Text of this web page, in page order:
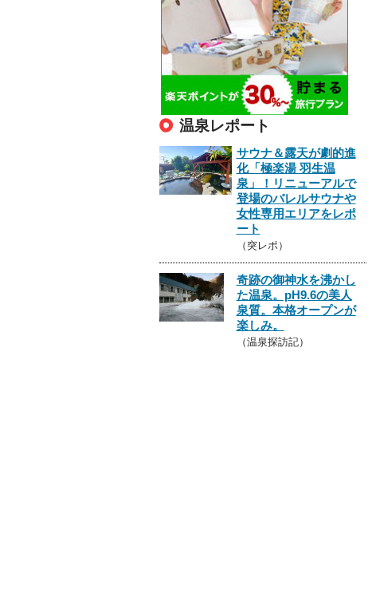
温泉レポート
サウナ＆露天が劇的進
化「極楽湯 羽生温
泉」！リニューアルで
登場のバレルサウナや
女性専用エリアをレポ
ート
（突レポ）
奇跡の御神水を沸かし
た温泉。pH9.6の美人
泉質。本格オープンが
楽しみ。
（温泉探訪記）